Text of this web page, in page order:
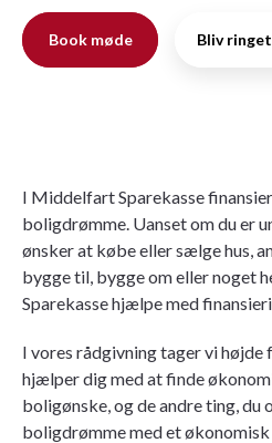
Book møde Bliv
I Middelfart Sparekasse
boligdrømme. Uanset om du er
ønsker at købe eller sælge hus,
bygge til, bygge om eller noget
Sparekasse hjælpe med
I vores rådgivning tager vi
hjælper dig med at finde
boligønske, og de andre ting, du
boligdrømme med et